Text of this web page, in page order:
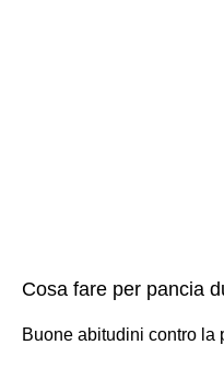
Cosa fare per pancia
Buone abitudini contro la